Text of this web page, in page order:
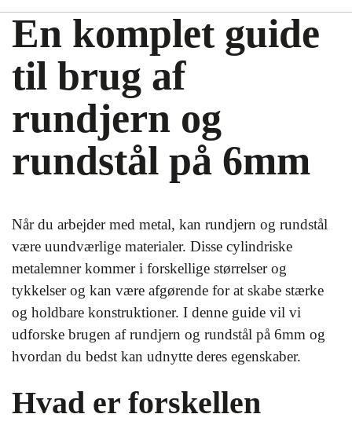
En komplet guide
til brug af
rundjern og
rundstål på 6mm
Når du arbejder med metal, kan rundjern og rundstål
være uundværlige materialer. Disse cylindriske
metalemner kommer i forskellige størrelser og
tykkelser og kan være afgørende for at skabe stærke
og holdbare konstruktioner. I denne guide vil vi
udforske brugen af rundjern og rundstål på 6mm og
hvordan du bedst kan udnytte deres egenskaber.
Hvad er forskellen